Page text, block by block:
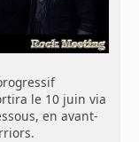
le 10 juin via
en avant-